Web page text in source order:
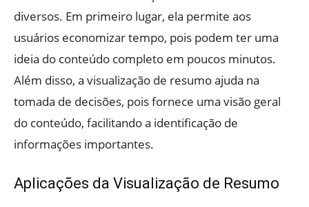
diversos. Em primeiro lugar, ela permite aos
usuários economizar tempo, pois podem ter uma
ideia do conteúdo completo em poucos minutos.
Além disso, a visualização de resumo ajuda na
tomada de decisões, pois fornece uma visão geral
do conteúdo, facilitando a identificação de
informações importantes.
Aplicações da Visualização de Resumo